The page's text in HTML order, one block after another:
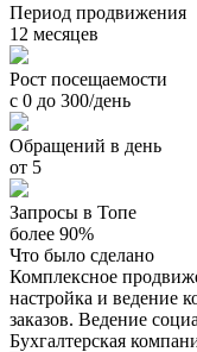
Период продвижения
12 месяцев
Рост посещаемости
с 0 до 300/день
Обращений в день
от 5
Запросы в Топе
более 90%
Что было сделано
Комплексное
настройка и ведение
заказов. Ведение
Бухгалтерская